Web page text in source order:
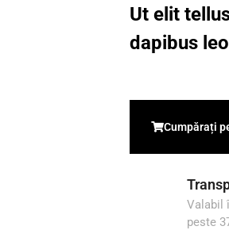
Ut elit
dapibus
Cumpărați
Valabil
peste